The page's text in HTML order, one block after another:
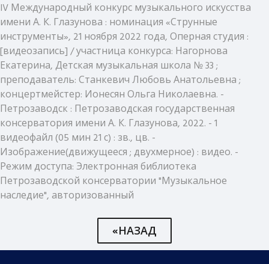
IV Международный конкурс музыкального искусства
имени А. К. Глазунова : номинация «Струнные
инструменты», 21 ноября 2022 года, Оперная студия :
[видеозапись] / участница конкурса: Нагорнова
Екатерина, Детская музыкальная школа № 33 ;
преподаватель: Станкевич Любовь Анатольевна ;
концертмейстер: Ионесян Ольга Николаевна. -
Петрозаводск : Петрозаводская государственная
консерватория имени А. К. Глазунова, 2022. - 1
видеофайл (05 мин 21 с) : зв., цв. -
Изображение(движущееся ; двухмерное) : видео. -
Режим доступа: Электронная библиотека
Петрозаводской консерватории "Музыкальное
наследие", авторизованный
«НАЗАД